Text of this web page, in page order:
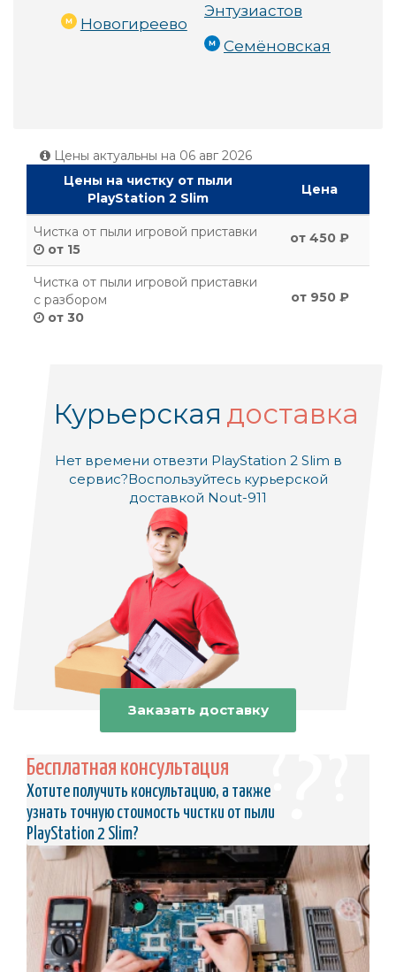
Новогиреево
Энтузиастов
Семёновская
Цены актуальны на 06 авг 2026
Цены на чистку от пыли
PlayStation 2 Slim
Цена
Чистка от пыли игровой приставки
от 15
от 450 ₽
Чистка от пыли игровой приставки
с разбором
от 30
от 950 ₽
Курьерская доставка
Нет времени отвезти PlayStation 2 Slim в
сервис?Воспользуйтесь курьерской
доставкой Nout-911
Заказать доставку
Бесплатная консультация
Хотите получить консультацию, а также
узнать точную стоимость чистки от пыли
PlayStation 2 Slim?